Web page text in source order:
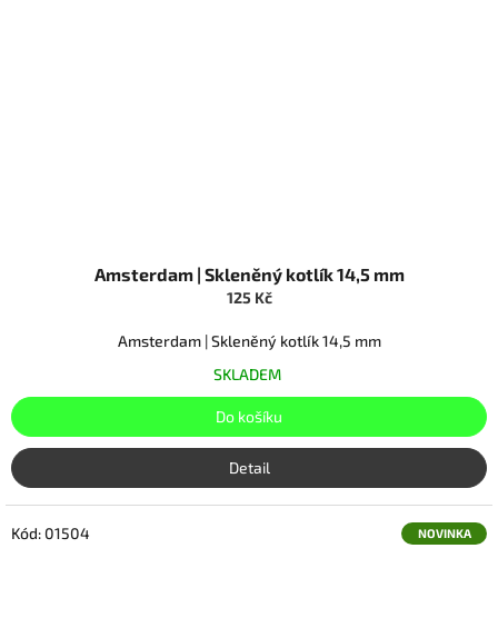
Amsterdam | Skleněný kotlík 14,5 mm
125 Kč
Amsterdam | Skleněný kotlík 14,5 mm
SKLADEM
Do košíku
Detail
NOVINKA
Kód:01504